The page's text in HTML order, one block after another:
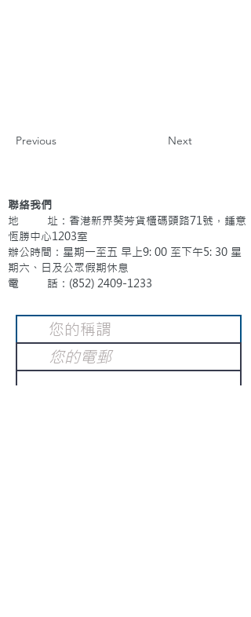
Previous Next
聯絡我們
地 址：香港新界葵芳貨櫃碼頭路71號，鍾意
恆勝中心1203室
辦公時間：星期一至五 早上9: 00 至下午5: 30 星
期六、日及公眾假期休息
電 話：(852) 2409-1233